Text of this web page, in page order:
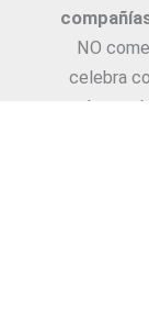
NO
celebra